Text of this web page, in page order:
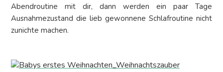
Abendroutine mit dir, dann werden ein paar Tage
Ausnahmezustand die lieb gewonnene Schlafroutine nicht
zunichte machen.